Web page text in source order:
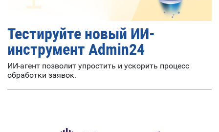
Тестируйте новый ИИ-
инструмент Admin24
ИИ-агент позволит упростить и ускорить процесс
обработки заявок.